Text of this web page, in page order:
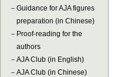
－ Guidance for AJA figures
preparation (in Chinese)
－ Proof-reading for the
authors
－ AJA Club (in English)
－ AJA Club (in Chinese)